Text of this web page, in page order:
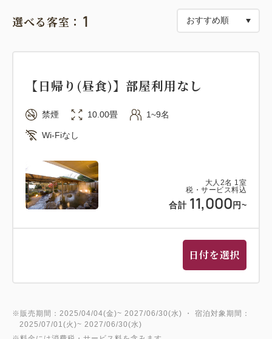
熱々でお楽しみ頂く、吉良里クイーンポークのお鍋は
豆乳チゲ汁でご賞味下さい。
※画像は一例です。仕入れ状況等により、予告なくメ
ニューが変更となる場合がございます。
◆日帰りプランのお子様の料理について
大人と同額の場合『日帰り会席』となります。こども
料金3,300円の場合『お子様ランチ』となります。
●お風呂情報
11:30～17:00まで 各脱衣所へウォーターサーバー
を新設いたしました。
温泉成分により変色する可能性がございますのでアク
セサリー等の貴金属は外してからご入浴ください。
※季節や天候によっては景色が見えない場合がござい
●湯上り処 一休
選べる客室： 1
大人 2名 1室
税・サービス料込
合計 11,000 円~
【日帰り(昼食)】部屋利用なし
禁煙 10.00畳 1~9名
Wi-Fiなし
日付を選択
※販売期間：2025/04/04(金)~ 2027/06/30(水) ・ 宿泊対象期間：
2025/07/01(火)~ 2027/06/30(水)